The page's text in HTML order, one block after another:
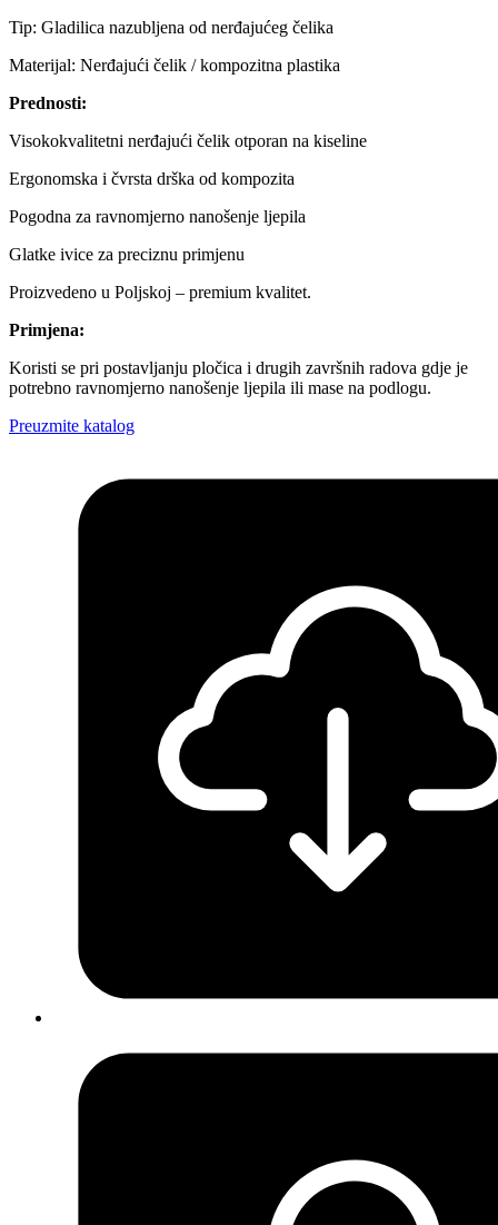
Tip: Gladilica nazubljena od nerđajućeg čelika
Materijal: Nerđajući čelik / kompozitna plastika
Prednosti:
Visokokvalitetni nerđajući čelik otporan na kiseline
Ergonomska i čvrsta drška od kompozita
Pogodna za ravnomjerno nanošenje ljepila
Glatke ivice za preciznu primjenu
Proizvedeno u Poljskoj – premium kvalitet.
Primjena:
Koristi se pri postavljanju pločica i drugih završnih radova gdje je
potrebno ravnomjerno nanošenje ljepila ili mase na podlogu.
Preuzmite katalog